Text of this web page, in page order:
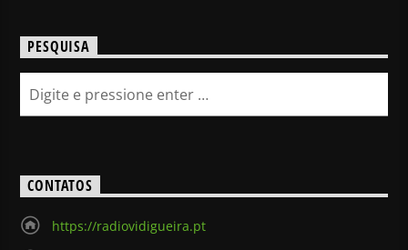
PESQUISA
CONTATOS
https://radiovidigueira.pt